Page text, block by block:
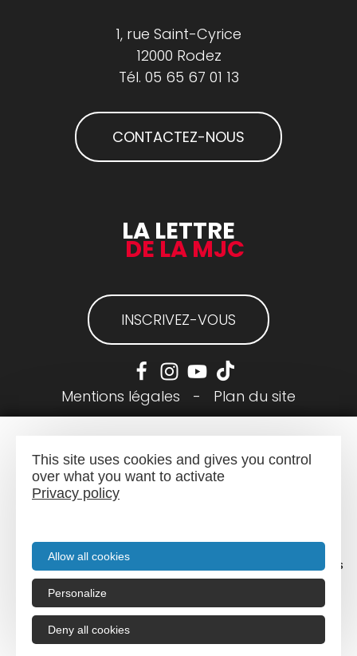
Menu Recherche Infos pratiques
1, rue Saint-Cyrice
12000 Rodez
Tél. 05 65 67 01 13
CONTACTEZ-NOUS
LA LETTRE
DE LA MJC
INSCRIVEZ-VOUS
Mentions légales - Plan du site
This site uses cookies and gives you control
over what you want to activate
Privacy policy
Allow all cookies
Personalize
Deny all cookies